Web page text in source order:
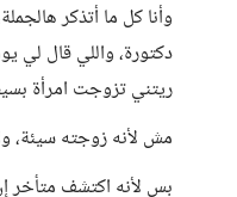
وأنا كل ما أتذكر
دكتورة، واللي قال
ريتني تزوجت امرأة
مش لأنه زوجته سيئة،
بس لأنه اكتشف متأخر